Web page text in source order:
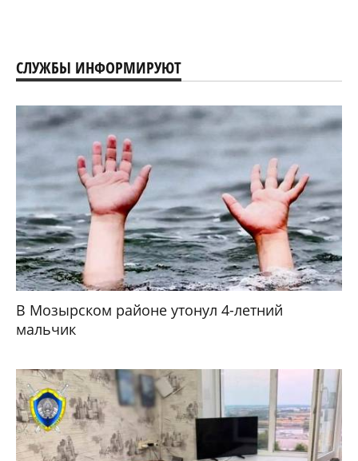
СЛУЖБЫ ИНФОРМИРУЮТ
В Мозырском районе утонул 4-летний
мальчик